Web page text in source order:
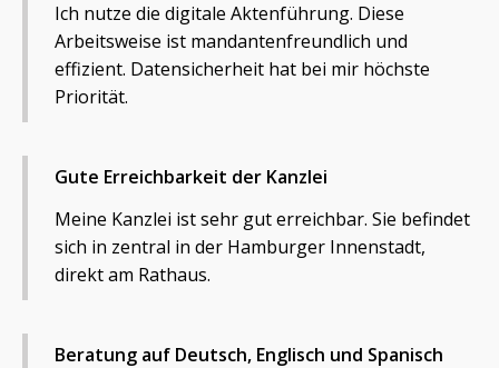
Ich nutze die digitale Aktenführung. Diese
Arbeitsweise ist mandantenfreundlich und
effizient. Datensicherheit hat bei mir höchste
Priorität.
Gute Erreichbarkeit der Kanzlei
Meine Kanzlei ist sehr gut erreichbar. Sie befindet
sich in zentral in der Hamburger Innenstadt,
direkt am Rathaus.
Beratung auf Deutsch, Englisch und Spanisch